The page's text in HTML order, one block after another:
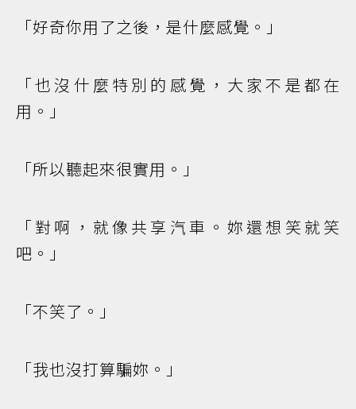
「好奇你用了之後，是什麼感覺。」
「也沒什麼特別的感覺，大家不是都在
用。」
「所以聽起來很實用。」
「對啊，就像共享汽車。妳還想笑就笑
吧。」
「不笑了。」
「我也沒打算騙妳。」